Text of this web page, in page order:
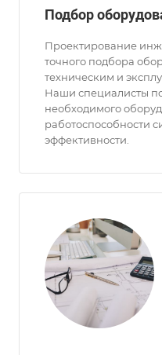
Подбор
Проектирование
точного подбора
техническим и
Наши специалисты
необходимого
работоспособности
эффективности.